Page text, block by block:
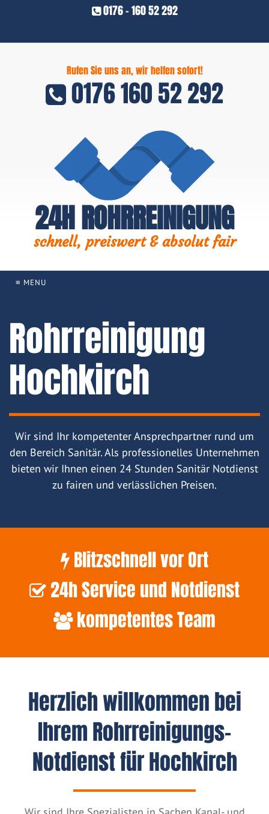
0176 - 160 52 292
Rufen Sie uns an, wir helfen sofort!
0176 160 52 292
24H ROHRREINIGUNG
schnell, preiswert & absolut fair
≡ MENU
Rohrreinigung
Hochkirch
Wir sind Ihr kompetenter Ansprechpartner rund um
den Bereich Sanitär. Als professionelles Unternehmen
bieten wir Ihnen einen 24 Stunden Sanitär Notdienst
zu fairen und verlässlichen Preisen.
Blitzschnell vor Ort
24h Service und Notdienst
kompetentes Team
Herzlich willkommen bei
Ihrem Rohrreinigungs-
Notdienst für Hochkirch